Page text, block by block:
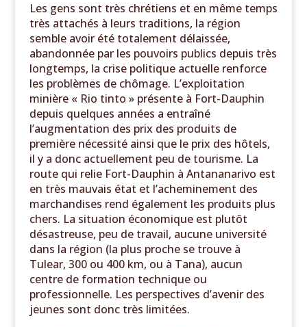
Les gens sont très chrétiens et en même temps
très attachés à leurs traditions, la région
semble avoir été totalement délaissée,
abandonnée par les pouvoirs publics depuis très
longtemps, la crise politique actuelle renforce
les problèmes de chômage. L’exploitation
minière « Rio tinto » présente à Fort-Dauphin
depuis quelques années a entraîné
l’augmentation des prix des produits de
première nécessité ainsi que le prix des hôtels,
il y a donc actuellement peu de tourisme. La
route qui relie Fort-Dauphin à Antananarivo est
en très mauvais état et l’acheminement des
marchandises rend également les produits plus
chers. La situation économique est plutôt
désastreuse, peu de travail, aucune université
dans la région (la plus proche se trouve à
Tulear, 300 ou 400 km, ou à Tana), aucun
centre de formation technique ou
professionnelle. Les perspectives d’avenir des
jeunes sont donc très limitées.